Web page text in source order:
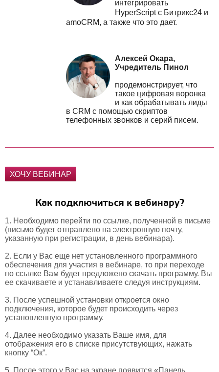
интегрировать
HyperScript с Битрикс24 и
amoCRM, а также что это дает.
Алексей Окара,
Учредитель Пинол
продемонстрирует, что
такое цифровая воронка
и как обрабатывать лиды
в CRM с помощью скриптов
телефонных звонков и серий писем.
ХОЧУ ВЕБИНАР
Как подключиться к вебинару?
1. Необходимо перейти по ссылке, полученной в письме
(письмо будет отправлено на электронную почту,
указанную при регистрации, в день вебинара).
2. Если у Вас еще нет установленного программного
обеспечения для участия в вебинаре, то при переходе
по ссылке Вам будет предложено скачать программу. Вы
ее скачиваете и устанавливаете следуя инструкциям.
3. После успешной установки откроется окно
подключения, которое будет происходить через
установленную программу.
4. Далее необходимо указать Ваше имя, для
отображения его в списке присутствующих, нажать
кнопку “Ок”.
5. После этого у Вас на экране появится «Панель